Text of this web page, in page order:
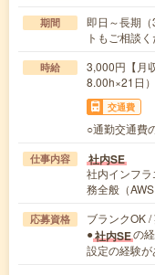
期間
即日～長期
トもご相談
時給
3,000円【月
8.00h×21日
交通費
○通勤交通費
仕事内容 社内SE
社内インフ
務全般（
応募資格
ブランクOK
●社内SEの
設定の経験